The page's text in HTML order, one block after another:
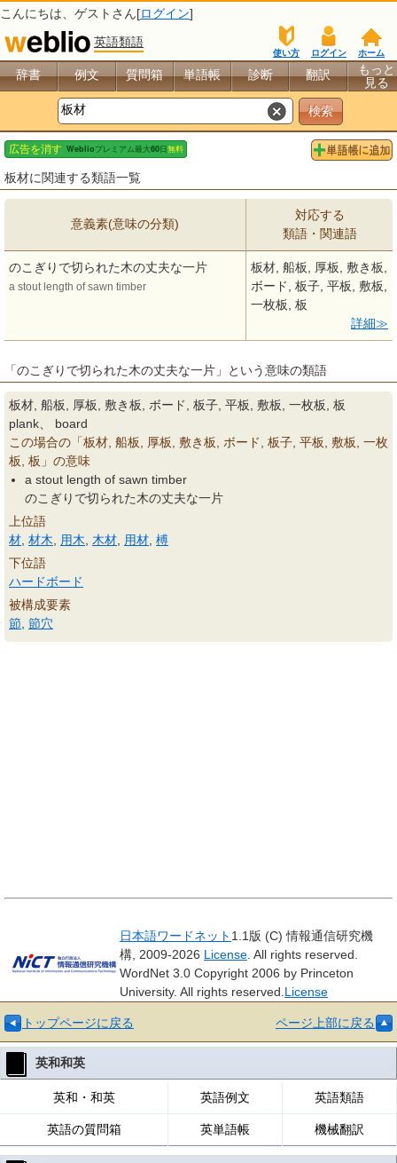
こんにちは、 ゲスト さん[ログイン]
英語類語
ホーム
ログイン
使い方
辞書 例文 質問箱 単語帳 診断 翻訳
もっと
見る
板材に関連する類語一覧
意義素(意味の分類)
対応する
類語・関連語
のこぎりで切られた木の丈夫な一片
a stout length of sawn timber
板材, 船板, 厚板, 敷き板,
ボード, 板子, 平板, 敷板,
一枚板, 板
詳細
「のこぎりで切られた木の丈夫な一片」という意味の類語
板材, 船板, 厚板, 敷き板, ボード, 板子, 平板, 敷板, 一枚板, 板
plank、 board
この場合の「板材, 船板, 厚板, 敷き板, ボード, 板子, 平板, 敷板, 一枚
板, 板」の意味
a stout length of sawn timber
のこぎりで切られた木の丈夫な一片
上位語
材 材木 用木 木材 用材 榑
下位語
ハードボード
被構成要素
節 節穴
日本語ワードネット 1.1版 (C) 情報通信研究機
構, 2009-2026 License . All rights reserved.
WordNet 3.0 Copyright 2006 by Princeton
University. All rights reserved. License
トップページに戻る ページ上部に戻る
英和和英
英和・和英 英語例文 英語類語
英語の質問箱 英単語帳 機械翻訳